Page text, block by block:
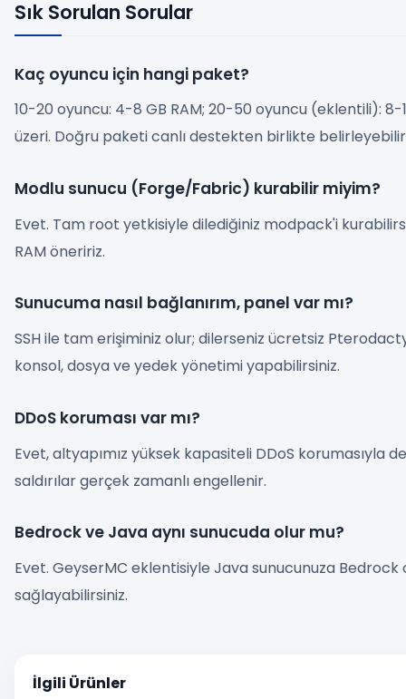
Sık Sorulan Sorular
Kaç oyuncu için hangi paket?
10-20 oyuncu: 4-8 GB RAM; 20-50 oyuncu (eklentili):
üzeri. Doğru paketi canlı destekten birlikte
Modlu sunucu (Forge/Fabric) kurabilir miyim?
Evet. Tam root yetkisiyle dilediğiniz modpack'i
RAM öneririz.
Sunucuma nasıl bağlanırım, panel var mı?
SSH ile tam erişiminiz olur; dilerseniz ücretsiz
konsol, dosya ve yedek yönetimi yapabilirsiniz.
DDoS koruması var mı?
Evet, altyapımız yüksek kapasiteli DDoS korumasıyla
saldırılar gerçek zamanlı engellenir.
Bedrock ve Java aynı sunucuda olur mu?
Evet. GeyserMC eklentisiyle Java sunucunuza Bedrock
sağlayabilirsiniz.
İlgili Ürünler